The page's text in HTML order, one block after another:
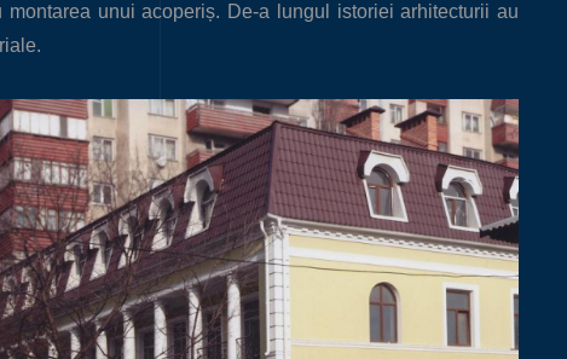
unui acoperiș. De-a lungul istoriei arhitecturii au